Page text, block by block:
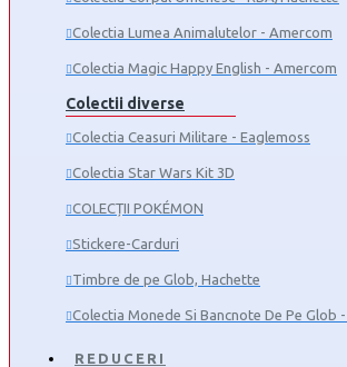
Colectia Lumea Animalutelor - Amercom
Colectia Magic Happy English - Amercom
Colectii diverse
Colectia Ceasuri Militare - Eaglemoss
Colectia Star Wars Kit 3D
COLECȚII POKÉMON
Stickere-Carduri
Timbre de pe Glob, Hachette
Colectia Monede Si Bancnote De Pe Glob
REDUCERI